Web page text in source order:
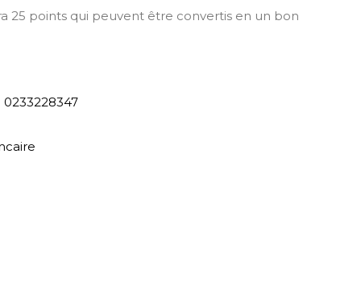
25 points qui peuvent être convertis en un bon